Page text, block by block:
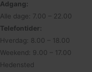
Adgang:
Alle dage: 7.00 – 22.00
Telefontider:
Hverdag: 8.00 – 18.00
Weekend: 9.00 – 17.00
Hedensted